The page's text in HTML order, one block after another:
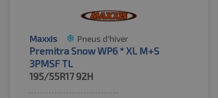
Maxxis Pneus d'hiver
Premitra Snow WP6 * XL M+S
3PMSF TL
195/55R17 92H